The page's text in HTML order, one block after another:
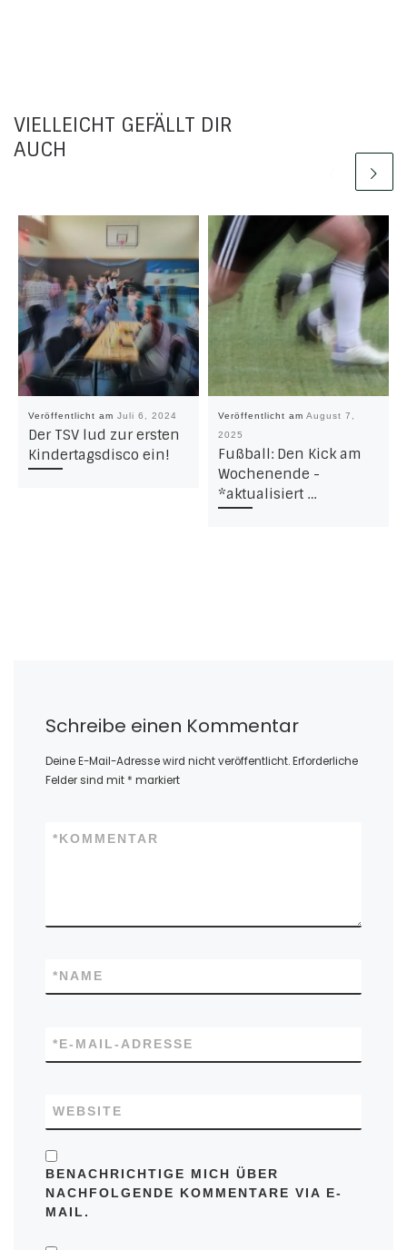
VIELLEICHT GEFÄLLT DIR
AUCH
Veröffentlicht am Juli 6, 2024
Der TSV lud zur ersten
Kindertagsdisco ein!
Veröffentlicht am August 7,
2025
Fußball: Den Kick am
Wochenende -
*aktualisiert …
Schreibe einen Kommentar
Deine E-Mail-Adresse wird nicht veröffentlicht.Erforderliche
Felder sind mit * markiert
KOMMENTAR
*
NAME
*
E-MAIL-ADRESSE
*
WEBSITE
BENACHRICHTIGE MICH ÜBER
NACHFOLGENDE KOMMENTARE VIA E-
MAIL.